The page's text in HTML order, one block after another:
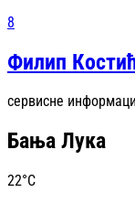
8
Филип
сервисне
Бања Лука
22°C